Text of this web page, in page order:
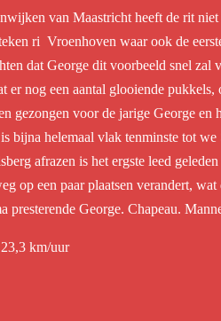
van Maastricht heeft de rit
ri Vroenhoven waar ook de
dat George dit voorbeeld snel zal
nog een aantal glooiende
gezongen voor de jarige George en
bijna helemaal vlak tenminste tot we
afrazen is het ergste leed
op een paar plaatsen verandert,
George. Chapeau.
km/uur